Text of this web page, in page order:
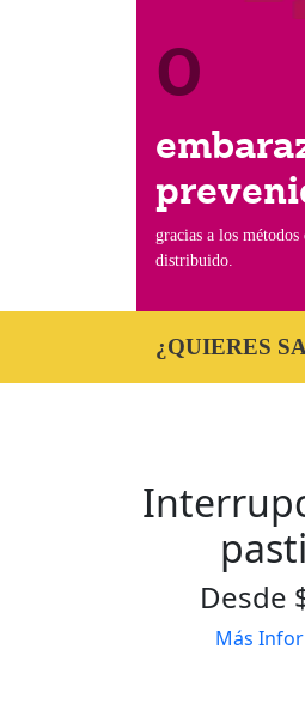
0
gracias a los
distribuido.
¿QUIERES
Desde
Más